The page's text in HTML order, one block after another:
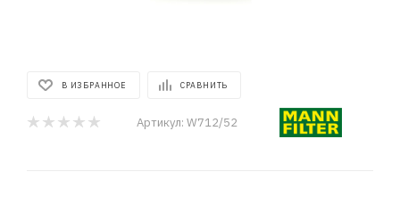
В ИЗБРАННОЕ СРАВНИТЬ
Артикул: W712/52